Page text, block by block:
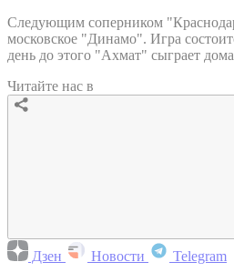
Следующим соперником
московское "Динамо". Игра
день до этого "Ахмат" сыграет
Читайте нас в
Дзен Новости Telegram